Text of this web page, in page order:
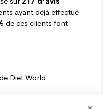
ayant déjà effectué
de ces clients font
Diet World.